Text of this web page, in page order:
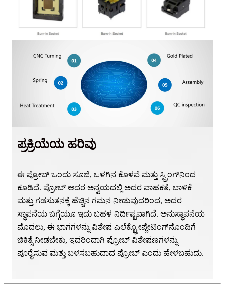
ಪ್ರಕ್ರಿಯೆಯ ಹರಿವು
ಈ ಪ್ರೋಬ್ ಒಂದು ಸೂಜಿ, ಒಳಗಿನ ಕೊಳವೆ ಮತ್ತು ಸ್ಪ್ರಿಂಗ್‌ನಿಂದ
ಕೂಡಿದೆ. ಪ್ರೋಬ್ ಅದರ ಅನ್ವಯದಲ್ಲಿ ಅದರ ವಾಹಕತೆ, ಬಾಳಿಕೆ
ಮತ್ತು ಗಡಸುತನಕ್ಕೆ ಹೆಚ್ಚಿನ ಗಮನ ನೀಡುವುದರಿಂದ, ಅದರ
ಸ್ಥಾಪನೆಯ ಬಗ್ಗೆಯೂ ಇದು ಬಹಳ ನಿರ್ದಿಷ್ಟವಾಗಿದೆ. ಅನುಸ್ಥಾಪನೆಯ
ಮೊದಲು, ಈ ಭಾಗಗಳನ್ನು ವಿಶೇಷ ಎಲೆಕ್ಟ್ರೋಪ್ಲೇಟಿಂಗ್‌ನೊಂದಿಗೆ
ಚಿಕಿತ್ಸೆ ನೀಡಬೇಕು, ಇದರಿಂದಾಗಿ ಪ್ರೋಬ್ ವಿಶೇಷಣಗಳನ್ನು
ಪೂರೈಸುವ ಮತ್ತು ಬಳಸಬಹುದಾದ ಪ್ರೋಬ್ ಎಂದು ಹೇಳಬಹುದು.